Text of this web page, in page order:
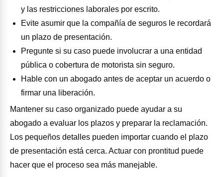
y las restricciones laborales por escrito.
Evite asumir que la compañía de seguros le recordará
un plazo de presentación.
Pregunte si su caso puede involucrar a una entidad
pública o cobertura de motorista sin seguro.
Hable con un abogado antes de aceptar un acuerdo o
firmar una liberación.
Mantener su caso organizado puede ayudar a su
abogado a evaluar los plazos y preparar la reclamación.
Los pequeños detalles pueden importar cuando el plazo
de presentación está cerca. Actuar con prontitud puede
hacer que el proceso sea más manejable.